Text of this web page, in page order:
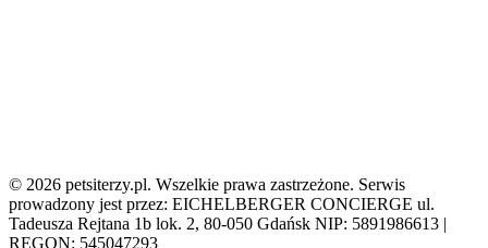
© 2026 petsiterzy.pl. Wszelkie prawa zastrzeżone. Serwis
prowadzony jest przez: EICHELBERGER CONCIERGE ul.
Tadeusza Rejtana 1b lok. 2, 80-050 Gdańsk NIP: 5891986613 |
REGON: 545047293